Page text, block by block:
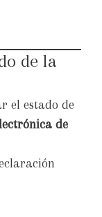
de la
el estado de
de